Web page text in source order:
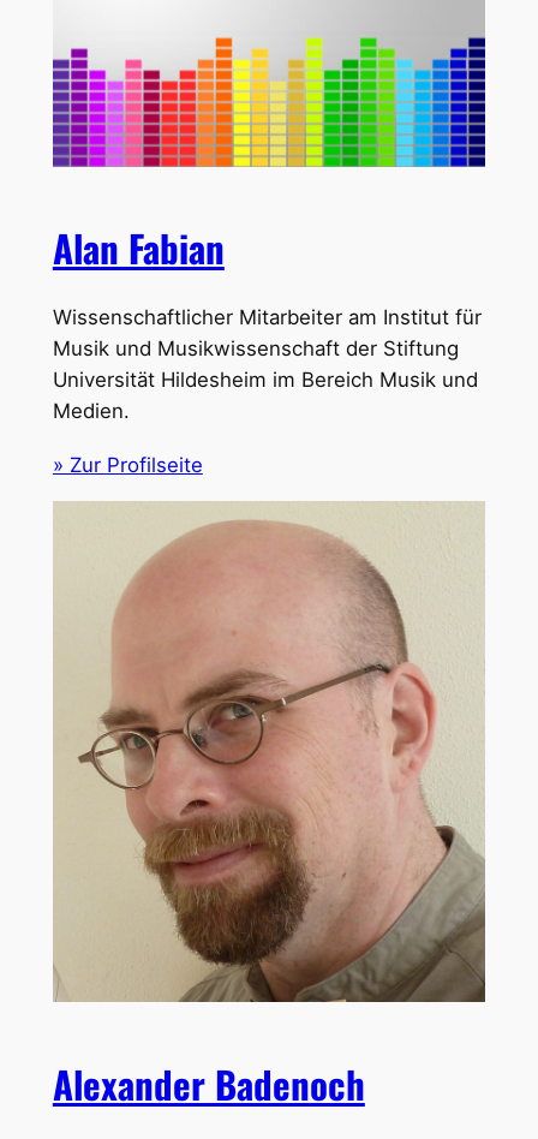
Alan Fabian
Wissenschaftlicher Mitarbeiter am Institut für
Musik und Musikwissenschaft der Stiftung
Universität Hildesheim im Bereich Musik und
Medien.
» Zur Profilseite
Alexander Badenoch